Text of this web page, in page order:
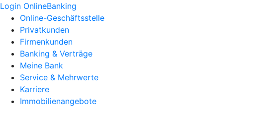
Login OnlineBanking
Online-Geschäftsstelle
Privatkunden
Firmenkunden
Banking & Verträge
Meine Bank
Service & Mehrwerte
Karriere
Immobilienangebote